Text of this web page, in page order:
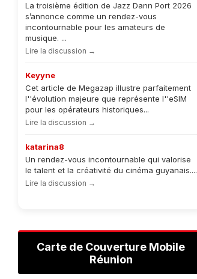
La troisième édition de Jazz Dann Port 2026
s’annonce comme un rendez-vous
incontournable pour les amateurs de
musique. ...
Lire la discussion →
Keyyne
Cet article de Megazap illustre parfaitement
l''évolution majeure que représente l''eSIM
pour les opérateurs historiques...
Lire la discussion →
katarina8
Un rendez-vous incontournable qui valorise
le talent et la créativité du cinéma guyanais....
Lire la discussion →
Carte de Couverture Mobile
Réunion